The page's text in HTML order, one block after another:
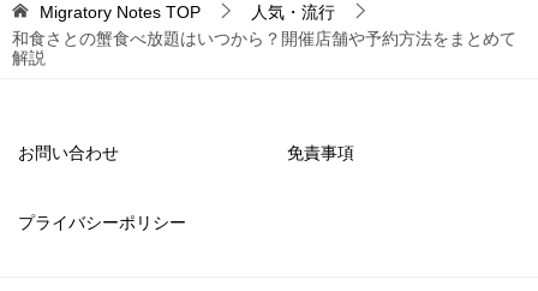
Migratory Notes TOP
人気・流行
和食さとの蟹食べ放題はいつから？開催店舗や予約方法をまとめて
解説
お問い合わせ 免責事項
プライバシーポリシー